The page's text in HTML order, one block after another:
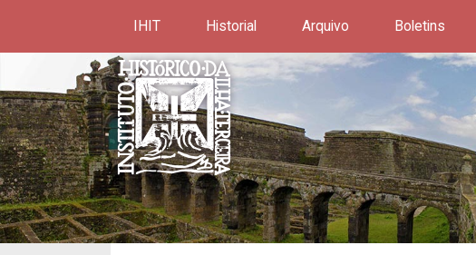
IHIT Historial Arquivo Boletins